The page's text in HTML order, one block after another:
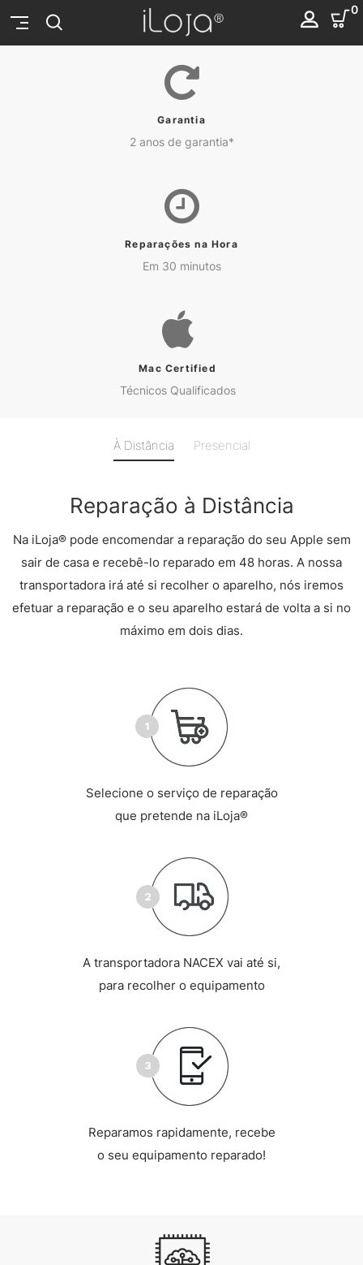
0
Garantia
2 anos de garantia*
Reparações na Hora
Em 30 minutos
Mac Certified
Técnicos Qualificados
À Distância Presencial
Reparação à Distância
Na iLoja® pode encomendar a reparação do seu Apple sem
sair de casa e recebê-lo reparado em 48 horas. A nossa
transportadora irá até si recolher o aparelho, nós iremos
efetuar a reparação e o seu aparelho estará de volta a si no
máximo em dois dias.
Selecione o serviço de reparação
que pretende na iLoja®
A transportadora NACEX vai até si,
para recolher o equipamento
Reparamos rapidamente, recebe
o seu equipamento reparado!